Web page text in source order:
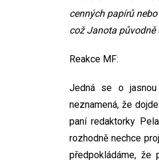
cenných papírů
což Janota původně
Reakce MF:
Jedná se o jasnou
neznamená, že
paní redaktorky
rozhodně nechce
předpokládáme, že